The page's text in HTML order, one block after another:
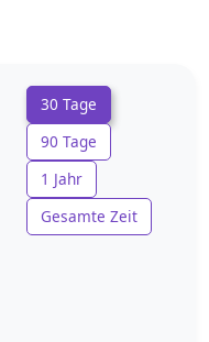
30 Tage
90 Tage
1 Jahr
Gesamte Zeit